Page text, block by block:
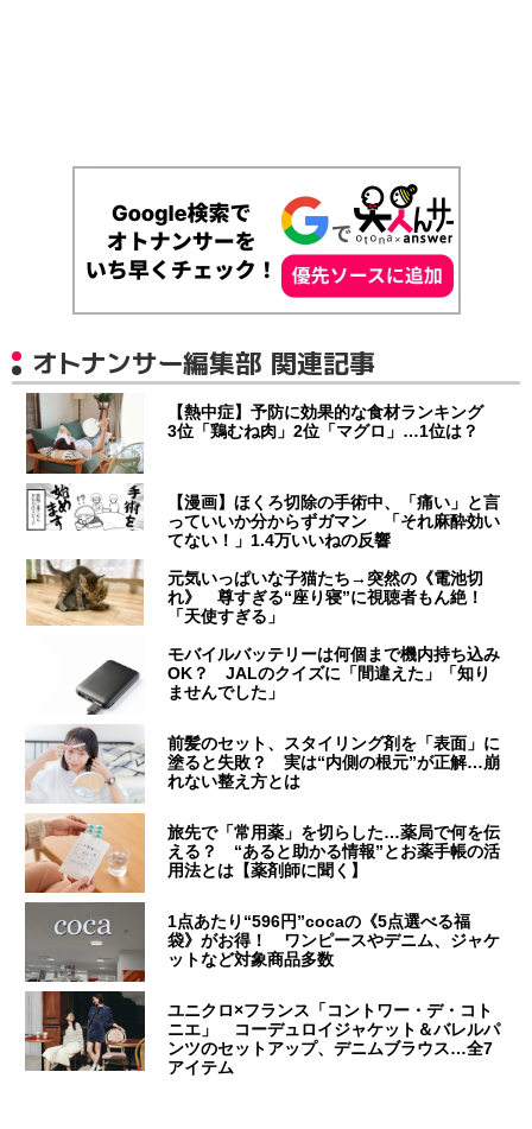
オトナンサー編集部 関連記事
【熱中症】予防に効果的な食材ランキング
3位「鶏むね肉」2位「マグロ」…1位は？
【漫画】ほくろ切除の手術中、「痛い」と言
っていいか分からずガマン 「それ麻酔効い
てない！」1.4万いいねの反響
元気いっぱいな子猫たち→突然の《電池切
れ》 尊すぎる“座り寝”に視聴者もん絶！
「天使すぎる」
モバイルバッテリーは何個まで機内持ち込み
OK？ JALのクイズに「間違えた」「知り
ませんでした」
前髪のセット、スタイリング剤を「表面」に
塗ると失敗？ 実は“内側の根元”が正解…崩
れない整え方とは
旅先で「常用薬」を切らした…薬局で何を伝
える？ “あると助かる情報”とお薬手帳の活
用法とは【薬剤師に聞く】
1点あたり“596円”cocaの《5点選べる福
袋》がお得！ ワンピースやデニム、ジャケ
ットなど対象商品多数
ユニクロ×フランス「コントワー・デ・コト
ニエ」 コーデュロイジャケット＆バレルパ
ンツのセットアップ、デニムブラウス…全7
アイテム